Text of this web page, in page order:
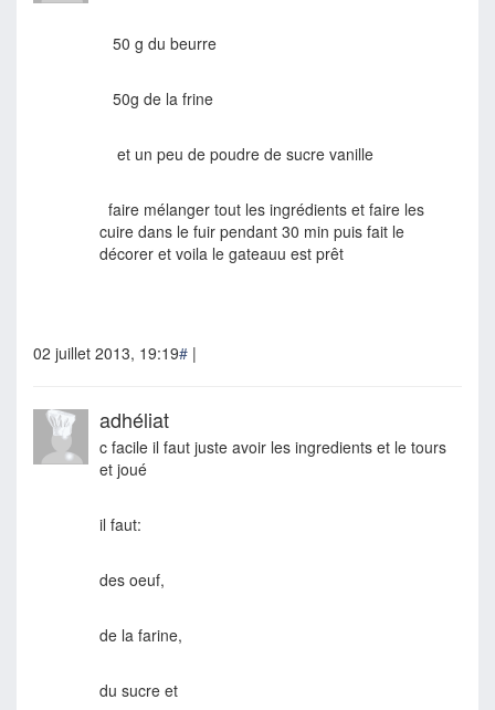
50 g du beurre
50g de la frine
et un peu de poudre de sucre vanille
faire mélanger tout les ingrédients et faire les
cuire dans le fuir pendant 30 min puis fait le
décorer et voila le gateauu est prêt
02 juillet 2013, 19:19# |
adhéliat
c facile il faut juste avoir les ingredients et le tours
et joué
il faut:
des oeuf,
de la farine,
du sucre et